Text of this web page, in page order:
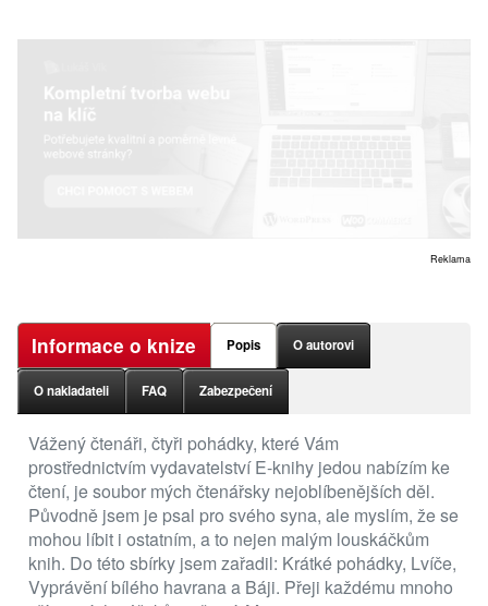
Reklama
Informace o knize Popis O autorovi
O nakladateli FAQ Zabezpečení
Vážený čtenáři, čtyři pohádky, které Vám
prostřednictvím vydavatelství E-knihy jedou nabízím ke
čtení, je soubor mých čtenářsky nejoblíbenějších děl.
Původně jsem je psal pro svého syna, ale myslím, že se
mohou líbit i ostatním, a to nejen malým louskáčkům
knih. Do této sbírky jsem zařadil: Krátké pohádky, Lvíče,
Vyprávění bílého havrana a Báji. Přeji každému mnoho